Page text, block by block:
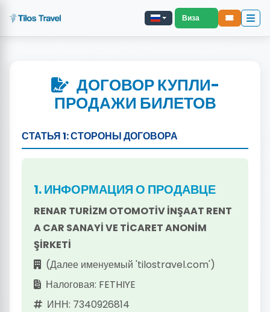
Виза
ДОГОВОР КУПЛИ-
ПРОДАЖИ БИЛЕТОВ
СТАТЬЯ 1: СТОРОНЫ ДОГОВОРА
1. ИНФОРМАЦИЯ О ПРОДАВЦЕ
RENAR TURİZM OTOMOTİV İNŞAAT RENT
A CAR SANAYİ VE TİCARET ANONİM
ŞİRKETİ
(Далее именуемый 'tilostravel.com')
Налоговая: FETHIYE
ИНН: 7340926814